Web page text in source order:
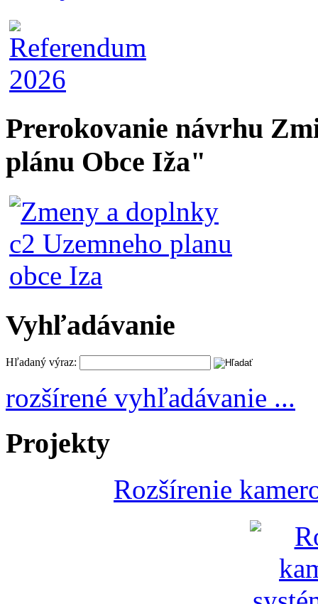
Prerokovanie návrhu
plánu Obce Iža"
Vyhľadávanie
Hľadaný výraz:
rozšírené vyhľadávanie ...
Projekty
Rozšírenie